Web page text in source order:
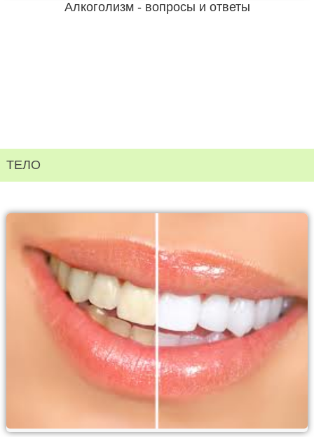
Алкоголизм - вопросы и ответы
ТЕЛО